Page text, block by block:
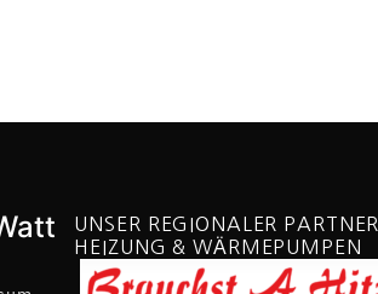
UNSER REGIONALER
HEIZUNG & WÄRMEPUMPEN